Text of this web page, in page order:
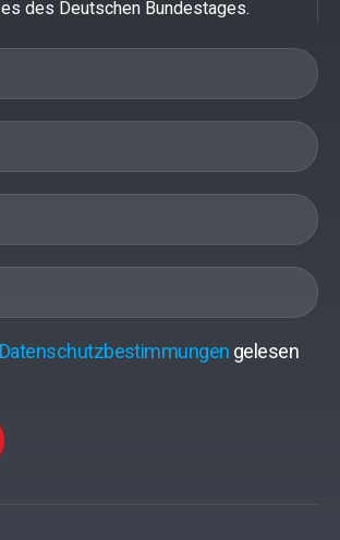
des Deutschen Bundestages.
Datenschutzbestimmungen gelesen